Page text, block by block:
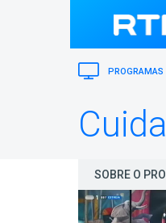
PROGRAMAS
SOBRE O